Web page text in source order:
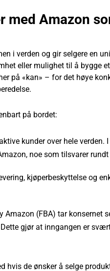
med Amazon
i verden og gir selgere en
eller mulighet til å bygge
på «kan» – for det høye
på bordet:
kunder over hele
noe som tilsvarer
kjøperbeskyttelse og
Amazon (FBA) tar konsernet
gjør at inngangen er
hvis de ønsker å selge